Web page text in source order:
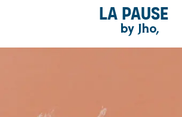
La pause
by Jho,